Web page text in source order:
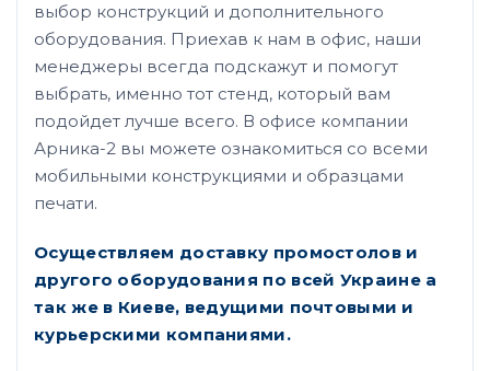
выбор конструкций и дополнительного
оборудования. Приехав к нам в офис, наши
менеджеры всегда подскажут и помогут
выбрать, именно тот стенд, который вам
подойдет лучше всего. В офисе компании
Арника-2 вы можете ознакомиться со всеми
мобильными конструкциями и образцами
печати.
Осуществляем доставку промостолов и
другого оборудования по всей Украине а
так же в Киеве, ведущими почтовыми и
курьерскими компаниями.